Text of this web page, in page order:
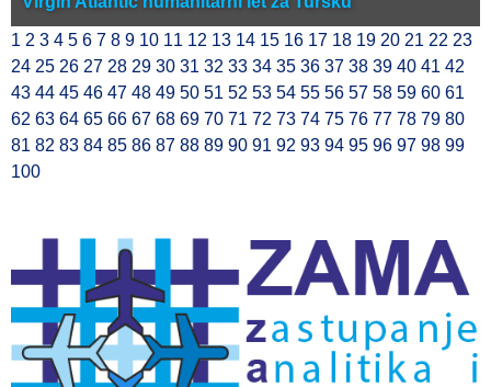
1 2 3 4 5 6 7 8 9 10 11 12 13 14 15 16 17 18 19 20 21 22 23
24 25 26 27 28 29 30 31 32 33 34 35 36 37 38 39 40 41 42
43 44 45 46 47 48 49 50 51 52 53 54 55 56 57 58 59 60 61
62 63 64 65 66 67 68 69 70 71 72 73 74 75 76 77 78 79 80
81 82 83 84 85 86 87 88 89 90 91 92 93 94 95 96 97 98 99
100